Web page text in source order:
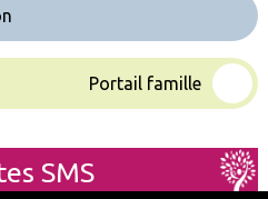
Portail famille
SMS